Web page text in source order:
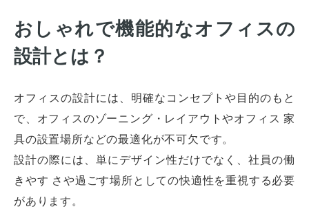
おしゃれで機能的なオフィスの
設計とは？
オフィスの設計には、明確なコンセプトや目的のもと
で、オフィスのゾーニング・レイアウトやオフィス 家
具の設置場所などの最適化が不可欠です。
設計の際には、単にデザイン性だけでなく、社員の働
きやす さや過ごす場所としての快適性を重視する必要
があります。